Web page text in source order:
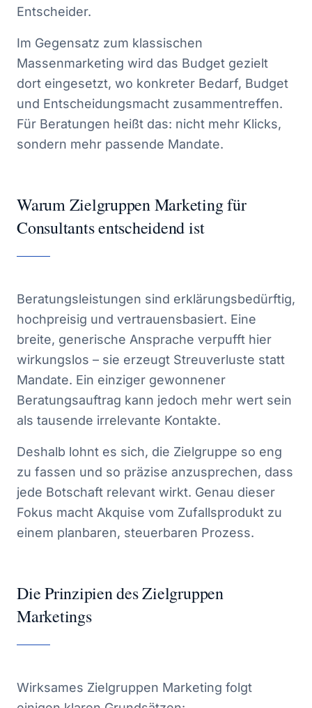
Entscheider.
Im Gegensatz zum klassischen
Massenmarketing wird das Budget gezielt
dort eingesetzt, wo konkreter Bedarf, Budget
und Entscheidungsmacht zusammentreffen.
Für Beratungen heißt das: nicht mehr Klicks,
sondern mehr passende Mandate.
Warum Zielgruppen Marketing für
Consultants entscheidend ist
Beratungsleistungen sind erklärungsbedürftig,
hochpreisig und vertrauensbasiert. Eine
breite, generische Ansprache verpufft hier
wirkungslos – sie erzeugt Streuverluste statt
Mandate. Ein einziger gewonnener
Beratungsauftrag kann jedoch mehr wert sein
als tausende irrelevante Kontakte.
Deshalb lohnt es sich, die Zielgruppe so eng
zu fassen und so präzise anzusprechen, dass
jede Botschaft relevant wirkt. Genau dieser
Fokus macht Akquise vom Zufallsprodukt zu
einem planbaren, steuerbaren Prozess.
Die Prinzipien des Zielgruppen
Marketings
Wirksames Zielgruppen Marketing folgt